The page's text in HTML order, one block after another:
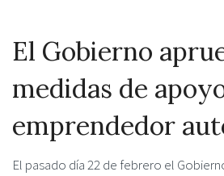
El Gobierno
medidas de
emprendedor
El pasado día 22 de febrero el